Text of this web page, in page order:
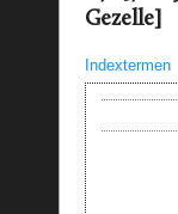
Gezelle]
Indextermen